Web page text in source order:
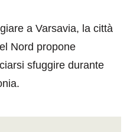
a Varsavia, la città
Nord propone
sfuggire durante